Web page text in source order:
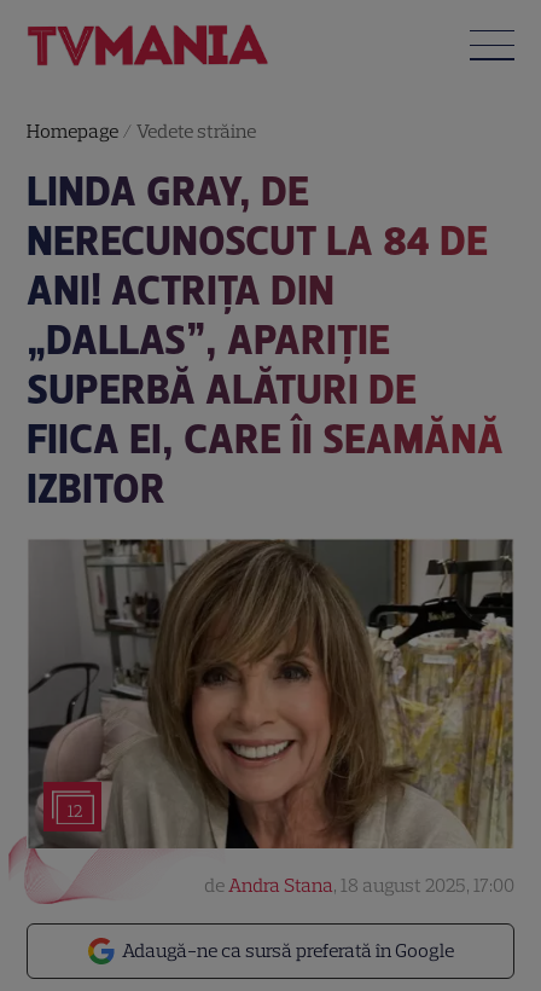
Homepage /Vedete străine
LINDA GRAY, DE
NERECUNOSCUT LA 84 DE
ANI! ACTRIȚA DIN
„DALLAS”, APARIȚIE
SUPERBĂ ALĂTURI DE
FIICA EI, CARE ÎI SEAMĂNĂ
IZBITOR
12
Adaugă-ne ca sursă preferată în Google
deAndra Stana, 18 august 2025, 17:00